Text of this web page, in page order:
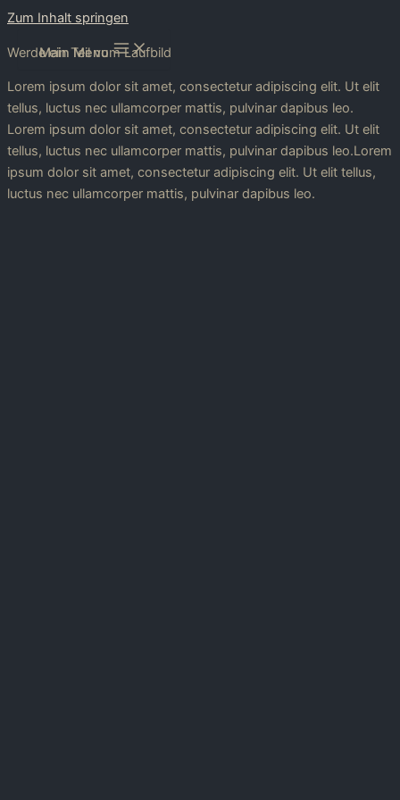
Zum Inhalt springen
Main Menu
Werde ein Teil vom Laufbild
Lorem ipsum dolor sit amet, consectetur adipiscing elit. Ut elit
tellus, luctus nec ullamcorper mattis, pulvinar dapibus leo.
Lorem ipsum dolor sit amet, consectetur adipiscing elit. Ut elit
tellus, luctus nec ullamcorper mattis, pulvinar dapibus leo.Lorem
ipsum dolor sit amet, consectetur adipiscing elit. Ut elit tellus,
luctus nec ullamcorper mattis, pulvinar dapibus leo.